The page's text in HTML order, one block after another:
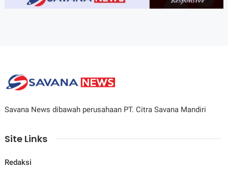
Savana News dibawah perusahaan PT. Citra Savana Mandiri
Site Links
Redaksi